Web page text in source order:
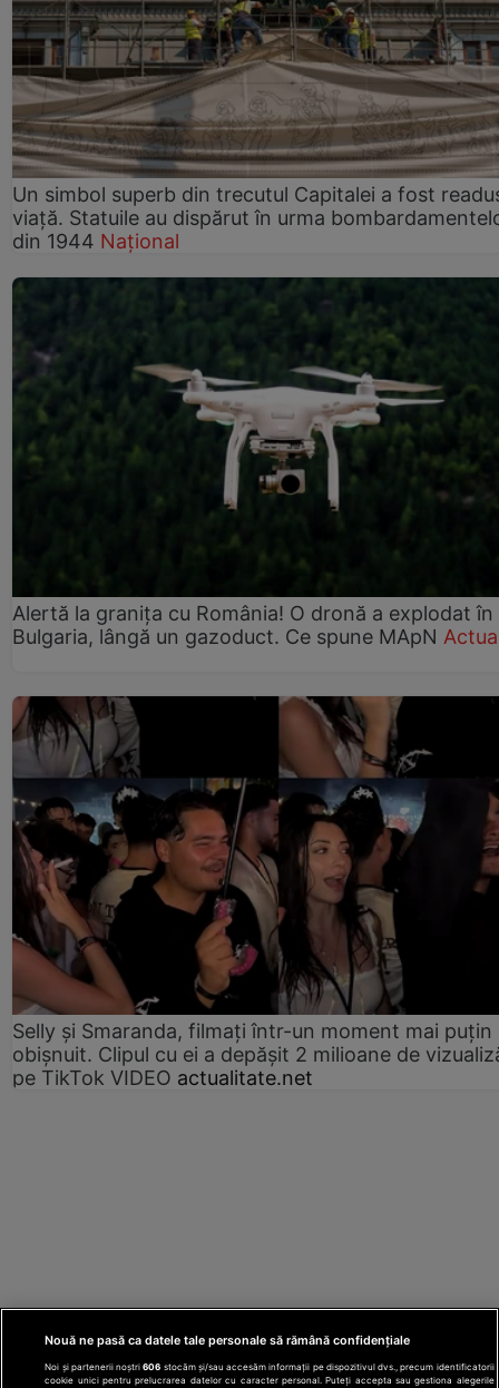
Un simbol superb din trecutul Capitalei a fost
viață. Statuile au dispărut în urma
din 1944 Național
Alertă la granița cu România! O dronă a explodat în
Bulgaria, lângă un gazoduct. Ce spune MApN
Selly și Smaranda, filmați într-un moment mai puțin
obișnuit. Clipul cu ei a depășit 2 milioane de
pe TikTok VIDEO actualitate.net
Nouă ne pasă ca datele tale personale să rămână confidențiale
Noi și partenerii noștri606 stocăm și/sau accesăm informații pe dispozitivul dvs., precum identificatorii
cookie unici pentru prelucrarea datelor cu caracter personal. Puteți accepta sau gestiona alegerile